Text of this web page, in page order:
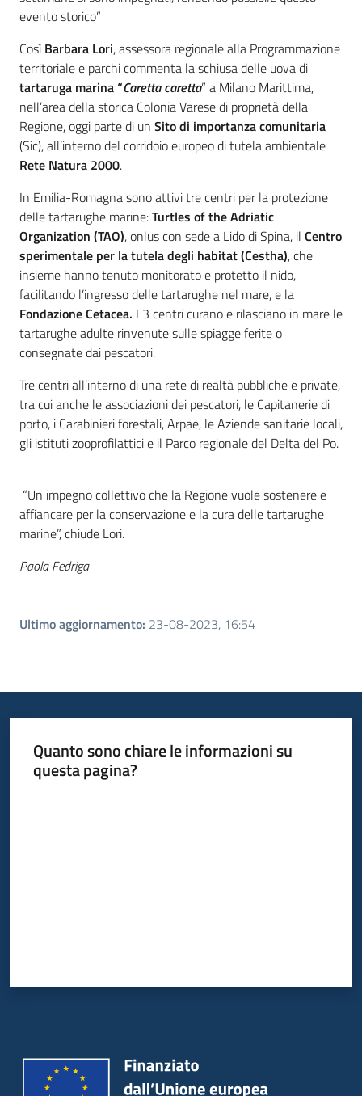
evento storico”
Così Barbara Lori, assessora regionale alla Programmazione
territoriale e parchi commenta la schiusa delle uova di
tartaruga marina “Caretta caretta” a Milano Marittima,
nell’area della storica Colonia Varese di proprietà della
Regione, oggi parte di un Sito di importanza comunitaria
(Sic), all’interno del corridoio europeo di tutela ambientale
Rete Natura 2000.
In Emilia-Romagna sono attivi tre centri per la protezione
delle tartarughe marine:Turtles of the Adriatic
Organization (TAO), onlus con sede a Lido di Spina, il Centro
sperimentale per la tutela degli habitat (Cestha), che
insieme hanno tenuto monitorato e protetto il nido,
facilitando l’ingresso delle tartarughe nel mare, e la
FondazioneCetacea. I 3 centri curano e rilasciano in mare le
tartarughe adulte rinvenute sulle spiagge ferite o
consegnate dai pescatori.
Tre centri all’interno di una rete di realtà pubbliche e private,
tra cui anche le associazioni dei pescatori, le Capitanerie di
porto, i Carabinieri forestali, Arpae, le Aziende sanitarie locali,
gli istituti zooprofilattici e il Parco regionale del Delta del Po.
“Un impegno collettivo che la Regione vuole sostenere e
affiancare per la conservazione e la cura delle tartarughe
marine”, chiude Lori.
Paola Fedriga
Ultimo aggiornamento: 23-08-2023, 16:54
Quanto sono chiare le informazioni su
questa pagina?